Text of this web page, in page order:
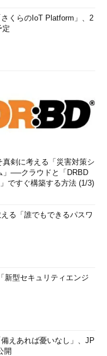
くらのIoT Platform」、2
定
真剣に考える「災害対策シ
」──クラウドと「DRBD
ですぐ構築する方法 (1/3)
る「誰でもできるパスワ
新型セキュリティエンジ
えあれば憂いなし」、JP
開